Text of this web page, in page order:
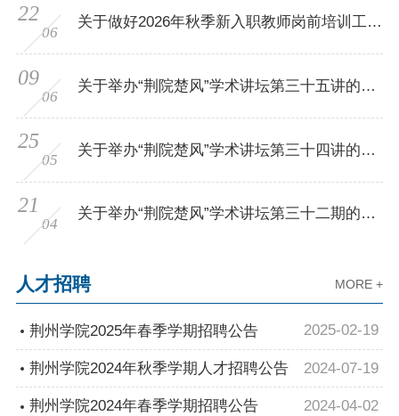
22
06
关于做好2026年秋季新入职教师岗前培训工作
09
06
关于举办“荆院楚风”学术讲坛第三十五讲的通
25
05
关于举办“荆院楚风”学术讲坛第三十四讲的通
21
04
关于举办“荆院楚风”学术讲坛第三十二期的通
人才招聘 MORE +
荆州学院2025年春季学期招聘公告 2025-02-19
荆州学院2024年秋季学期人才招聘公告 2024-07-19
荆州学院2024年春季学期招聘公告 2024-04-02